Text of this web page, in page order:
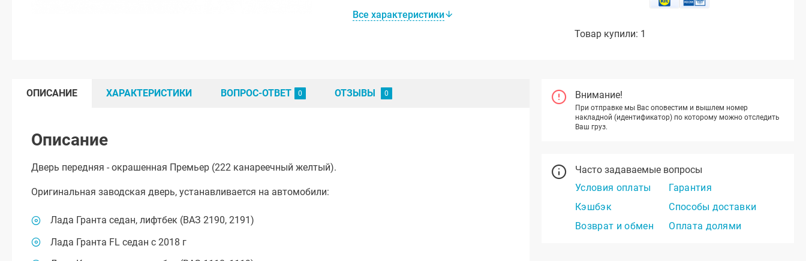
Все характеристики
Товар купили: 1
Внимание!
При отправке мы Вас оповестим и вышлем номер
накладной (идентификатор) по которому можно отследить
Ваш груз.
Часто задаваемые вопросы
Условия оплаты
Гарантия
Кэшбэк
Способы доставки
Возврат и обмен
Оплата долями
ОПИСАНИЕ ХАРАКТЕРИСТИКИ ВОПРОС-ОТВЕТ ОТЗЫВЫ
Описание
Дверь передняя - окрашенная Премьер (222 канареечный желтый).
Оригинальная заводская дверь, устанавливается на автомобили:
Лада Гранта седан, лифтбек (ВАЗ 2190, 2191)
Лада Гранта FL седан с 2018 г